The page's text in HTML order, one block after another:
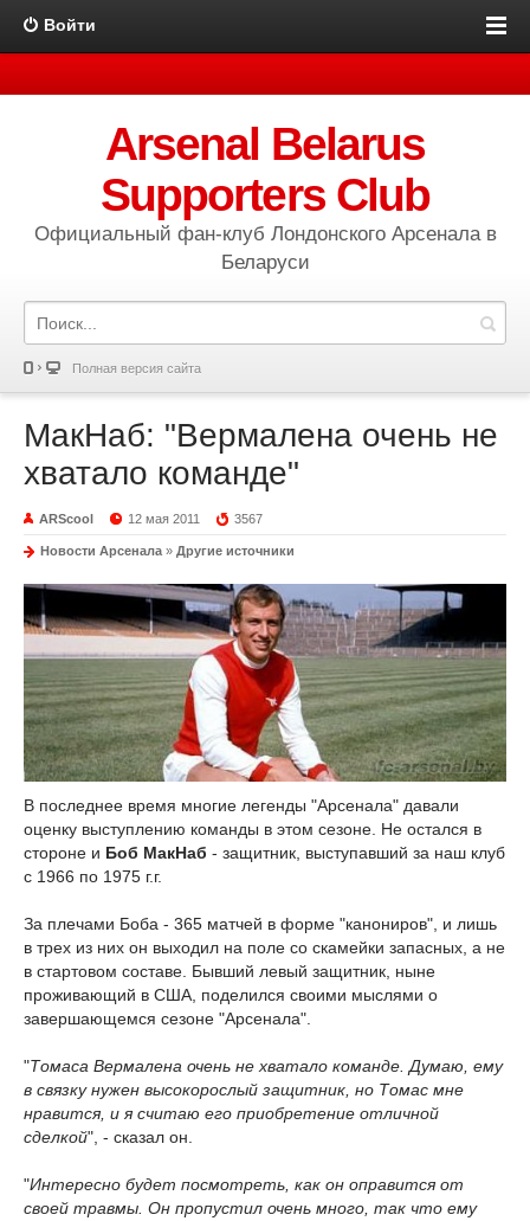
Войти
Arsenal Belarus
Supporters Club
Официальный фан-клуб Лондонского Арсенала в
Беларуси
Полная версия сайта
МакНаб: "Вермалена очень не
хватало команде"
ARScool 12 мая 2011 3567
Новости Арсенала » Другие источники
В последнее время многие легенды "Арсенала" давали
оценку выступлению команды в этом сезоне. Не остался в
стороне и Боб МакНаб - защитник, выступавший за наш клуб
с 1966 по 1975 г.г.
За плечами Боба - 365 матчей в форме "канониров", и лишь
в трех из них он выходил на поле со скамейки запасных, а не
в стартовом составе. Бывший левый защитник, ныне
проживающий в США, поделился своими мыслями о
завершающемся сезоне "Арсенала".
"Томаса Вермалена очень не хватало команде. Думаю, ему
в связку нужен высокорослый защитник, но Томас мне
нравится, и я считаю его приобретение отличной
сделкой", - сказал он.
"Интересно будет посмотреть, как он оправится от
своей травмы. Он пропустил очень много, так что ему